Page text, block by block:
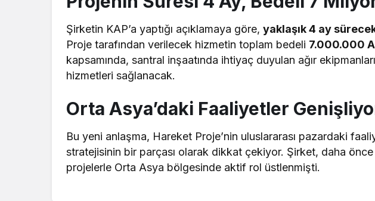
Şirketin KAP’a yaptığı açıklamaya göre,yaklaşık 4 ay
Proje tarafından verilecek hizmetin toplam bedeli 7.000.000
kapsamında, santral inşaatında ihtiyaç duyulan ağır
hizmetleri sağlanacak.
Orta Asya’daki Faaliyetler
Bu yeni anlaşma, Hareket Proje’nin uluslararası pazardaki
stratejisinin bir parçası olarak dikkat çekiyor. Şirket, daha
projelerle Orta Asya bölgesinde aktif rol üstlenmişti.